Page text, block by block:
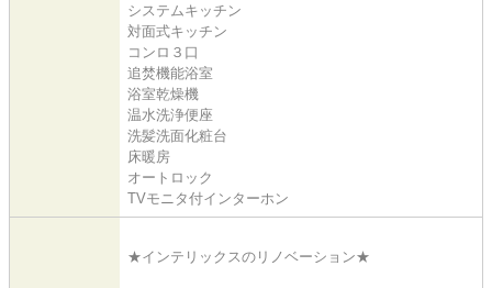
システムキッチン
対面式キッチン
コンロ３口
追焚機能浴室
浴室乾燥機
温水洗浄便座
洗髪洗面化粧台
床暖房
オートロック
TVモニタ付インターホン
★インテリックスのリノベーション★